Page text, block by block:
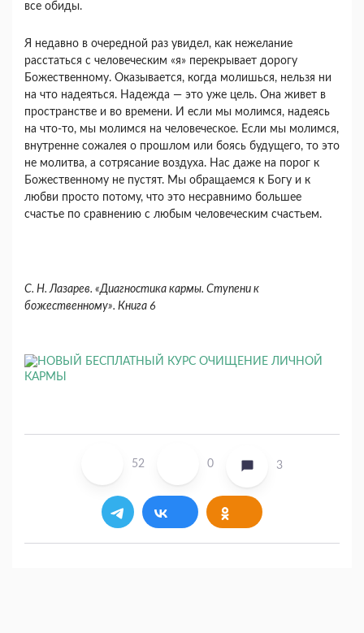
все обиды.
Я недавно в очередной раз увидел, как нежела­ние
расстаться с человеческим «я» перекрывает дорогу
Божественному. Оказывается, когда мо­лишься, нельзя ни
на что надеяться. Надежда — это уже цель. Она живет в
пространстве и во вре­мени. И если мы молимся, надеясь
на что-то, мы молимся на человеческое. Если мы молимся,
внут­ренне сожалея о прошлом или боясь будущего, то это
не молитва, а сотрясание воздуха. Нас даже на порог к
Божественному не пустят. Мы обращаем­ся к Богу и к
любви просто потому, что это не­сравнимо большее
счастье по сравнению с любым человеческим счастьем.
С. Н. Лазарев. «Диагностика кармы. Ступени к
божественному». Книга 6
52 0 3